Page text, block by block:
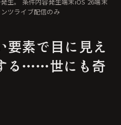
26端末
ツライブ配信のみ
要素で目に見え
る……世にも奇